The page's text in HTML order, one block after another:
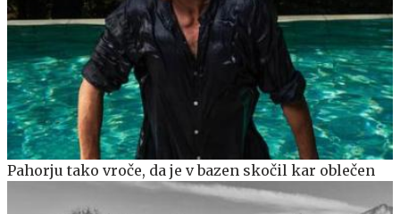
Pahorju tako vroče, da je v bazen skočil kar oblečen